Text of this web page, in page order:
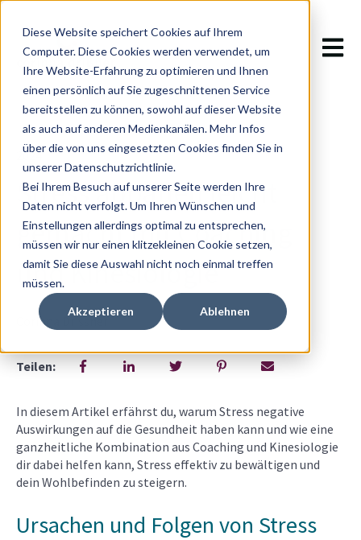
Diese Website speichert Cookies auf Ihrem
Computer. Diese Cookies werden verwendet, um
Ihre Website-Erfahrung zu optimieren und Ihnen
einen persönlich auf Sie zugeschnittenen Service
bereitstellen zu können, sowohl auf dieser Website
als auch auf anderen Medienkanälen. Mehr Infos
über die von uns eingesetzten Cookies finden Sie in
unserer Datenschutzrichtlinie.
Bei Ihrem Besuch auf unserer Seite werden Ihre
Daten nicht verfolgt. Um Ihren Wünschen und
Einstellungen allerdings optimal zu entsprechen,
müssen wir nur einen klitzekleinen Cookie setzen,
damit Sie diese Auswahl nicht noch einmal treffen
müssen.
Akzeptieren Ablehnen
2024
Stress abbauen leicht
gemacht mit Coaching
und Kinesiologie
Corinna Drissner
Teilen:
In diesem Artikel erfährst du, warum Stress negative
Auswirkungen auf die Gesundheit haben kann und wie eine
ganzheitliche Kombination aus Coaching und Kinesiologie
dir dabei helfen kann, Stress effektiv zu bewältigen und
dein Wohlbefinden zu steigern.
Ursachen und Folgen von Stress